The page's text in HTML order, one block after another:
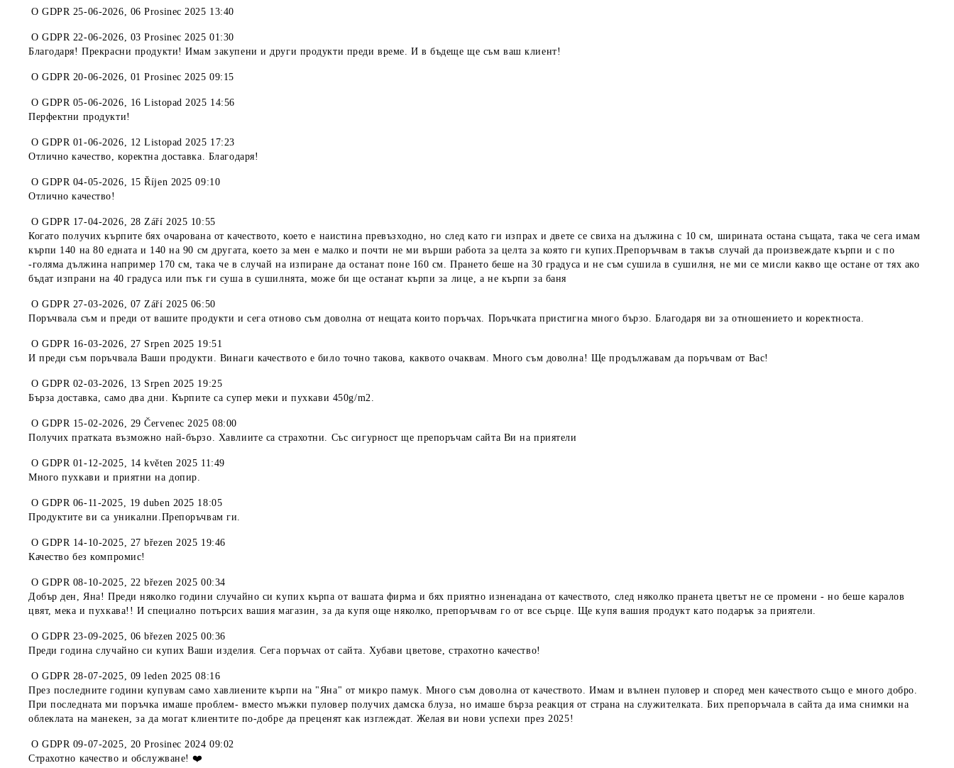
OGDPR 25-06-2026, 06 Prosinec 2025 13:40
OGDPR 22-06-2026, 03 Prosinec 2025 01:30
Благодаря! Прекрасни продукти! Имам закупени и други продукти преди време. И в бъдеще ще съм ваш клиент!
OGDPR 20-06-2026, 01 Prosinec 2025 09:15
OGDPR 05-06-2026, 16 Listopad 2025 14:56
Перфектни продукти!
OGDPR 01-06-2026, 12 Listopad 2025 17:23
Отлично качество, коректна доставка. Благодаря!
OGDPR 04-05-2026, 15 Říjen 2025 09:10
Отлично качество!
OGDPR 17-04-2026, 28 Září 2025 10:55
Когато получих кърпите бях очарована от качеството, което е наистина превъзходно, но след като ги изпрах и двете се свиха на дължина с 10 см, ширината остана същата, така че сега имам
кърпи 140 на 80 едната и 140 на 90 см другата, което за мен е малко и почти не ми върши работа за целта за която ги купих.Препоръчвам в такъв случай да произвеждате кърпи и с по
-голяма дължина например 170 см, така че в случай на изпиране да останат поне 160 см. Прането беше на 30 градуса и не съм сушила в сушилня, не ми се мисли какво ще остане от тях ако
бъдат изпрани на 40 градуса или пък ги суша в сушилнята, може би ще останат кърпи за лице, а не кърпи за баня
OGDPR 27-03-2026, 07 Září 2025 06:50
Поръчвала съм и преди от вашите продукти и сега отново съм доволна от нещата които поръчах. Поръчката пристигна много бързо. Благодаря ви за отношението и коректноста.
OGDPR 16-03-2026, 27 Srpen 2025 19:51
И преди съм поръчвала Ваши продукти. Винаги качеството е било точно такова, каквото очаквам. Много съм доволна! Ще продължавам да поръчвам от Вас!
OGDPR 02-03-2026, 13 Srpen 2025 19:25
Бърза доставка, само два дни. Кърпите са супер меки и пухкави 450g/m2.
OGDPR 15-02-2026, 29 Červenec 2025 08:00
Получих пратката възможно най-бързо. Хавлиите са страхотни. Със сигурност ще препоръчам сайта Ви на приятели
OGDPR 01-12-2025, 14 květen 2025 11:49
Много пухкави и приятни на допир.
OGDPR 06-11-2025, 19 duben 2025 18:05
Продуктите ви са уникални.Препоръчвам ги.
OGDPR 14-10-2025, 27 březen 2025 19:46
Качество без компромис!
OGDPR 08-10-2025, 22 březen 2025 00:34
Добър ден, Яна! Преди няколко години случайно си купих кърпа от вашата фирма и бях приятно изненадана от качеството, след няколко пранета цветът не се промени - но беше каралов
цвят, мека и пухкава!! И специално потърсих вашия магазин, за да купя още няколко, препоръчвам го от все сърце. Ще купя вашия продукт като подарък за приятели.
OGDPR 23-09-2025, 06 březen 2025 00:36
Преди година случайно си купих Ваши изделия. Сега поръчах от сайта. Хубави цветове, страхотно качество!
OGDPR 28-07-2025, 09 leden 2025 08:16
През последните години купувам само хавлиените кърпи на "Яна" от микро памук. Много съм доволна от качеството. Имам и вълнен пуловер и според мен качеството също е много добро.
При последната ми поръчка имаше проблем- вместо мъжки пуловер получих дамска блуза, но имаше бърза реакция от страна на служителката. Бих препоръчала в сайта да има снимки на
облеклата на манекен, за да могат клиентите по-добре да преценят как изглеждат. Желая ви нови успехи през 2025!
OGDPR 09-07-2025, 20 Prosinec 2024 09:02
Страхотно качество и обслужване! ❤️